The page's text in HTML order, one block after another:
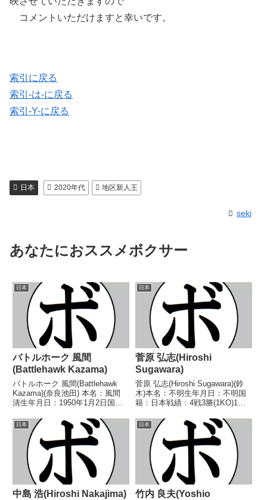
コメントいただけますと幸いです。
索引に戻る
索引-は-に戻る
索引-Y-に戻る
日本 2020年代 地区新人王
seki
あなたにおススメボクサー
日本
バトルホーク 風間
(Battlehawk Kazama)
バトルホーク 風間(Battlehawk
Kazama)(奈良池田) 本名：風間
清生年月日：1950年1月2日国
敗4分 【獲得タイトル】1968年度
インターハイライト級優勝(アマ
チュア)1972年度全...
日本
菅原 弘志(Hiroshi
Sugawara)
菅原 弘志(Hiroshi Sugawara)(鈴
木)本名：不明生年月日：不明国
籍：日本戦績：4戦3勝(1KO)1敗
本ウェルター級新人王【戦歴】
1958/08/26 ●4R判定 (採点不
明) 相原 馨(青木)...
日本
中島 浩(Hiroshi Nakajima)
日本
竹内 良夫(Yoshio